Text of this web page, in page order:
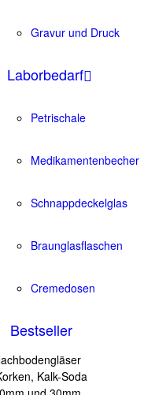
Gravur und Druck
Laborbedarf
Petrischale
Medikamentenbecher
Schnappdeckelglas
Braunglasflaschen
Cremedosen
Bestseller